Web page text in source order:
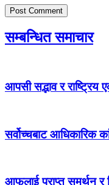
सम्बन्धित समाचार
आपसी सद्भाव र राष्ट्रिय
सर्वोच्चबाट आधिकारिक
आफूलाई प्राप्त समर्थन र